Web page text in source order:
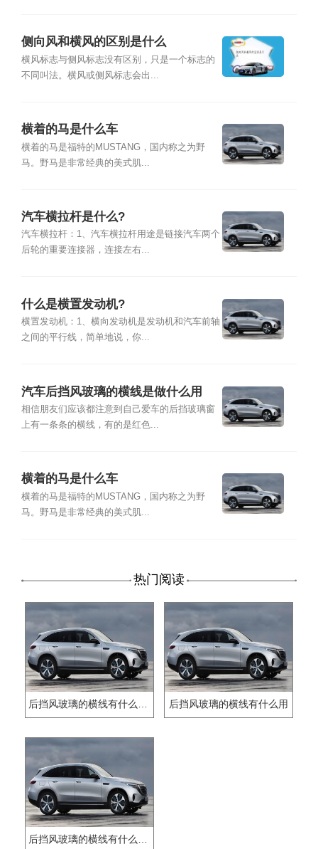
侧向风和横风的区别是什么
横风标志与侧风标志没有区别，只是一个标志的
不同叫法。横风或侧风标志会出...
横着的马是什么车
横着的马是福特的MUSTANG，国内称之为野
马。野马是非常经典的美式肌...
汽车横拉杆是什么?
汽车横拉杆：1、汽车横拉杆用途是链接汽车两个
后轮的重要连接器，连接左右...
什么是横置发动机?
横置发动机：1、横向发动机是发动机和汽车前轴
之间的平行线，简单地说，你...
汽车后挡风玻璃的横线是做什么用
的？
相信朋友们应该都注意到自己爱车的后挡玻璃窗
上有一条条的横线，有的是红色...
横着的马是什么车
横着的马是福特的MUSTANG，国内称之为野
马。野马是非常经典的美式肌...
热门阅读
后挡风玻璃的横线有什么用